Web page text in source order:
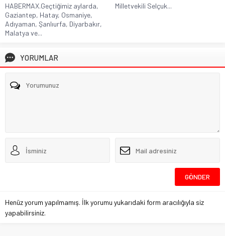
HABERMAX.Geçtiğimiz aylarda,
Gaziantep, Hatay, Osmaniye,
Adıyaman, Şanlıurfa, Diyarbakır,
Malatya ve...
Milletvekili Selçuk...
YORUMLAR
Henüz yorum yapılmamış. İlk yorumu yukarıdaki form aracılığıyla siz
yapabilirsiniz.